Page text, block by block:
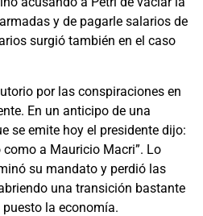
y de pagarle salarios de
surgió también en el caso
por las conspiraciones en
En un anticipo de una
se emite hoy el presidente dijo:
a Mauricio Macri”. Lo
su mandato y perdió las
una transición bastante
la economía.